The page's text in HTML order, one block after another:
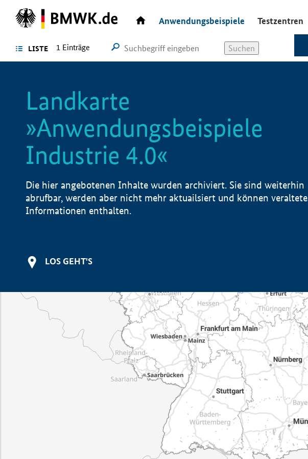
Homepage
StartseiteAnwendungsbeispiele Testzentren
LISTE 1 Einträge
Landkarte
»Anwendungsbeispiele
Industrie 4.0«
Die hier angebotenen Inhalte wurden archiviert. Sie sind weiterhin
abrufbar, werden aber nicht mehr aktuailsiert und können veraltete
Informationen enthalten.
LOS GEHT'S